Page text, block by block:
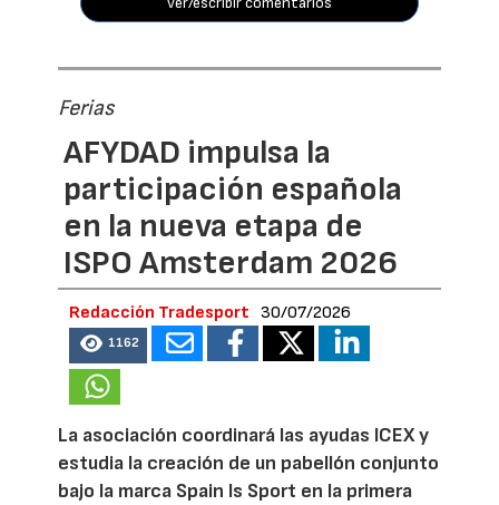
Ferias
AFYDAD impulsa la
participación española
en la nueva etapa de
ISPO Amsterdam 2026
Redacción Tradesport 30/07/2026
1162
La asociación coordinará las ayudas ICEX y
estudia la creación de un pabellón conjunto
bajo la marca Spain Is Sport en la primera